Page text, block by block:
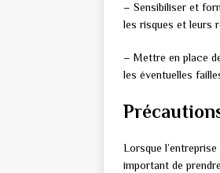
– Sensibiliser et
les risques et leurs
– Mettre en place
les éventuelles
Lorsque
important de